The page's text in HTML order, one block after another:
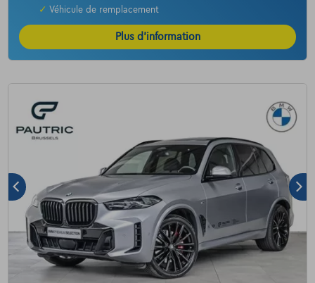
✓ Véhicule de remplacement
Plus d’information